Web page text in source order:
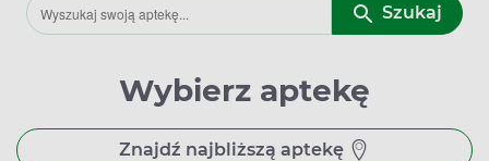
Szukaj
Wybierz aptekę
Znajdź najbliższą aptekę